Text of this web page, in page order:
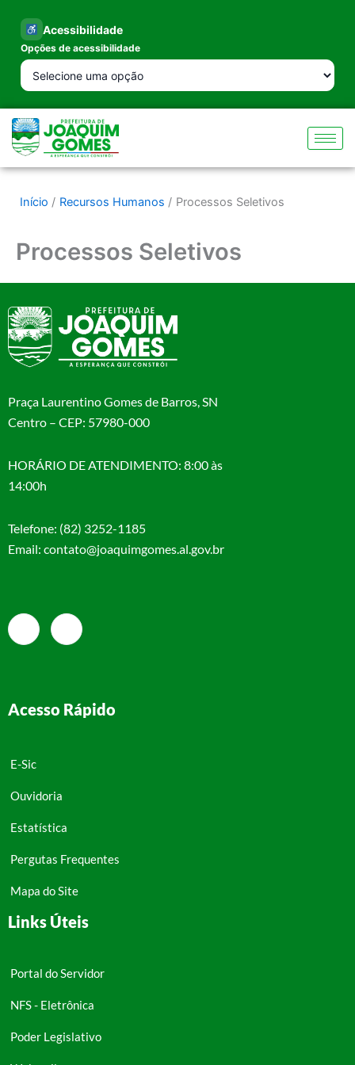
conteúdo
Acessibilidade
Opções de acessibilidade
Início Recursos Humanos Processos Seletivos
Processos Seletivos
Praça Laurentino Gomes de Barros, SN
Centro – CEP: 57980-000
HORÁRIO DE ATENDIMENTO: 8:00 às
14:00h
Telefone: (82) 3252-1185
Email: contato@joaquimgomes.al.gov.br
Acesso Rápido
E-Sic
Ouvidoria
Estatística
Pergutas Frequentes
Mapa do Site
Links Úteis
Portal do Servidor
NFS - Eletrônica
Poder Legislativo